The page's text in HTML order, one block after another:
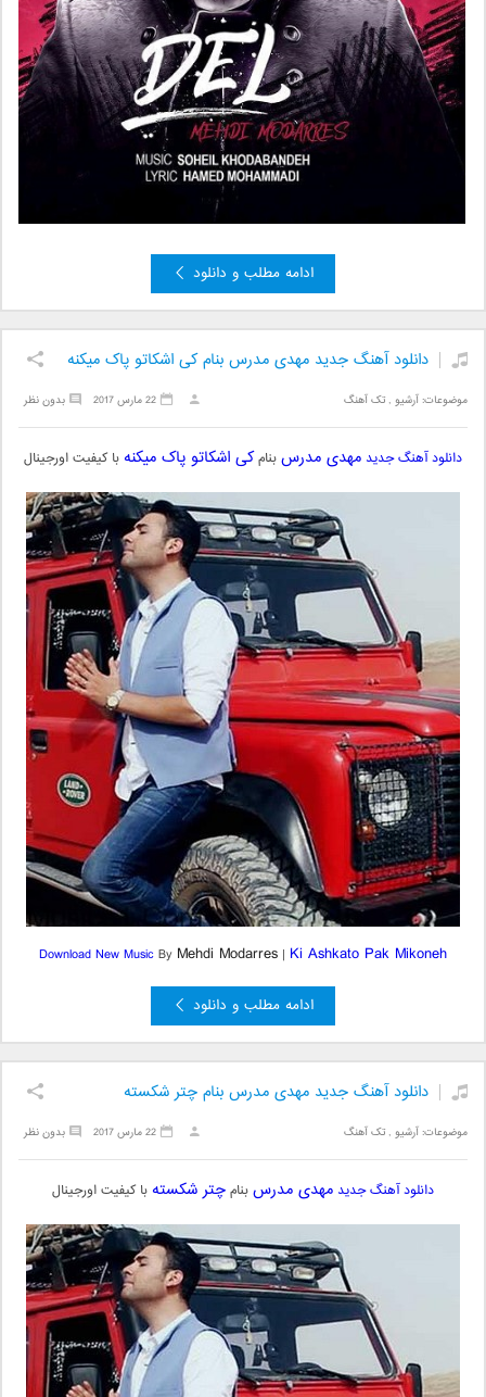
ادامه مطلب و دانلود
دانلود آهنگ جدید مهدی مدرس بنام کی اشکاتو پاک میکنه
موضوعات:آرشیو ,تک آهنگ بدون نظر 22 مارس 2017
دانلود آهنگ جدید مهدی مدرسبنامکی اشکاتو پاک میکنهبا کیفیت اورجینال
Download New MusicBy Mehdi Modarres | Ki Ashkato Pak Mikoneh
ادامه مطلب و دانلود
دانلود آهنگ جدید مهدی مدرس بنام چتر شکسته
موضوعات:آرشیو ,تک آهنگ بدون نظر 22 مارس 2017
دانلود آهنگ جدید مهدی مدرسبنامچتر شکستهبا کیفیت اورجینال